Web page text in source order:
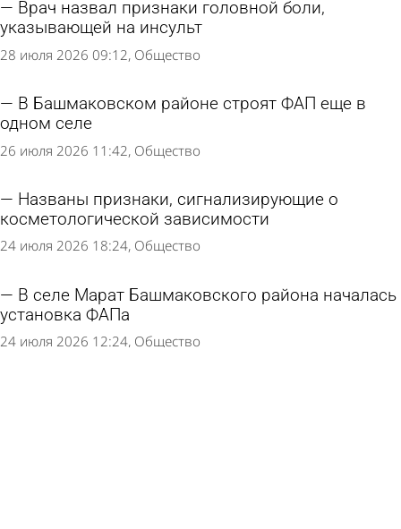
Врач назвал признаки головной боли,
указывающей на инсульт
28 июля 2026 09:12 Общество
В Башмаковском районе строят ФАП еще в
одном селе
26 июля 2026 11:42 Общество
Названы признаки, сигнализирующие о
косметологической зависимости
24 июля 2026 18:24 Общество
В селе Марат Башмаковского района началась
установка ФАПа
24 июля 2026 12:24 Общество